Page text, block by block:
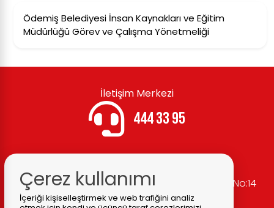
Ödemiş Belediyesi İnsan Kaynakları ve Eğitim
Müdürlüğü Görev ve Çalışma Yönetmeliği
İletişim Merkezi
444 33 95
Belediye Adresi:Cumhuriyet Mh. Atatürk Cd. No:14
Ödemiş / İZMİR
Çerez kullanımı
İçeriği kişiselleştirmek ve web trafiğini analiz